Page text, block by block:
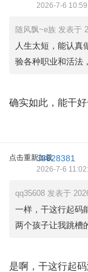
2026-7-6
随风飘~e族 发表于
人生太短，能认真
验各种职业和活法
确实如此，能干
点击重新加载33828381
2026-7-6
qq35608 发表于
一样，干这行起码
两个孩子让我跳槽
是啊，干这行起